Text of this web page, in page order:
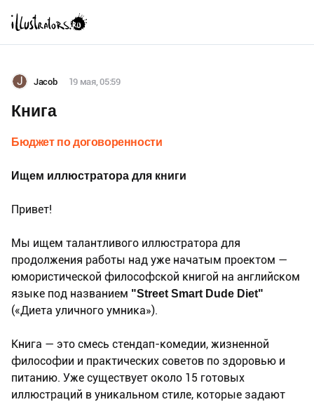
J Jacob 19 мая, 05:59
Книга
Бюджет по договоренности
Ищем иллюстратора для книги
Привет!
Мы ищем талантливого иллюстратора для
продолжения работы над уже начатым проектом —
юмористической философской книгой на английском
языке под названием "Street Smart Dude Diet"
(«Диета уличного умника»).
Книга — это смесь стендап-комедии, жизненной
философии и практических советов по здоровью и
питанию. Уже существует около 15 готовых
иллюстраций в уникальном стиле, которые задают